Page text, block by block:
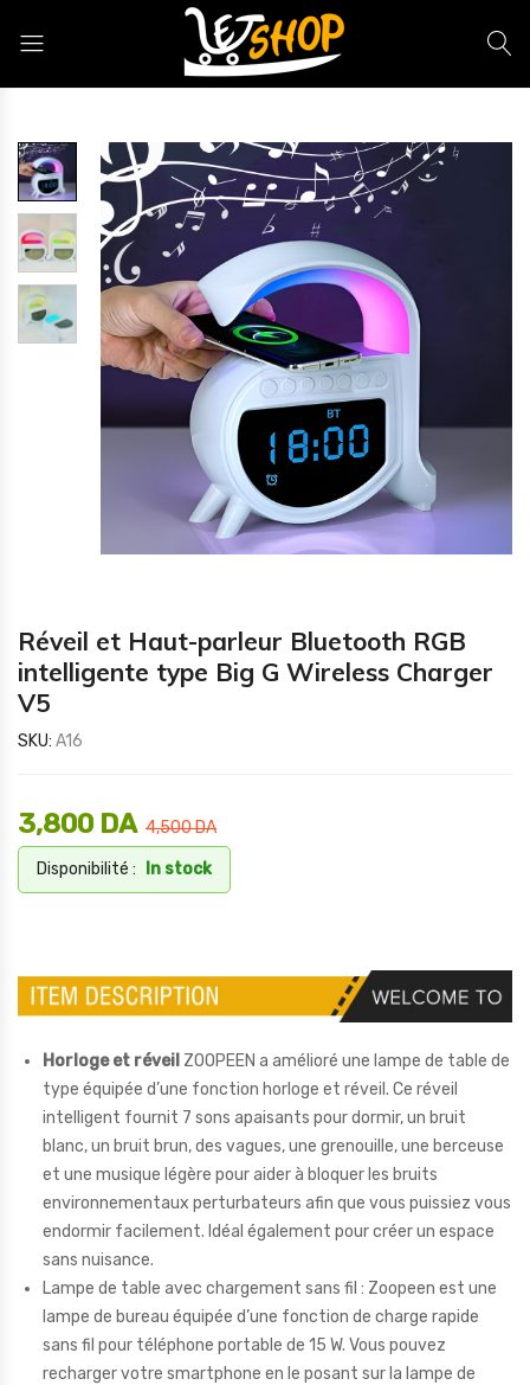
Réveil et Haut-parleur Bluetooth RGB
intelligente type Big G Wireless Charger
V5
SKU: A16
4,500DA
3,800 DA
Disponibilité : In stock
Horloge et réveil ZOOPEEN a amélioré une lampe de table de
type équipée d’une fonction horloge et réveil. Ce réveil
intelligent fournit 7 sons apaisants pour dormir, un bruit
blanc, un bruit brun, des vagues, une grenouille, une berceuse
et une musique légère pour aider à bloquer les bruits
environnementaux perturbateurs afin que vous puissiez vous
endormir facilement. Idéal également pour créer un espace
sans nuisance.
Lampe de table avec chargement sans fil : Zoopeen est une
lampe de bureau équipée d’une fonction de charge rapide
sans fil pour téléphone portable de 15 W. Vous pouvez
recharger votre smartphone en le posant sur la lampe de